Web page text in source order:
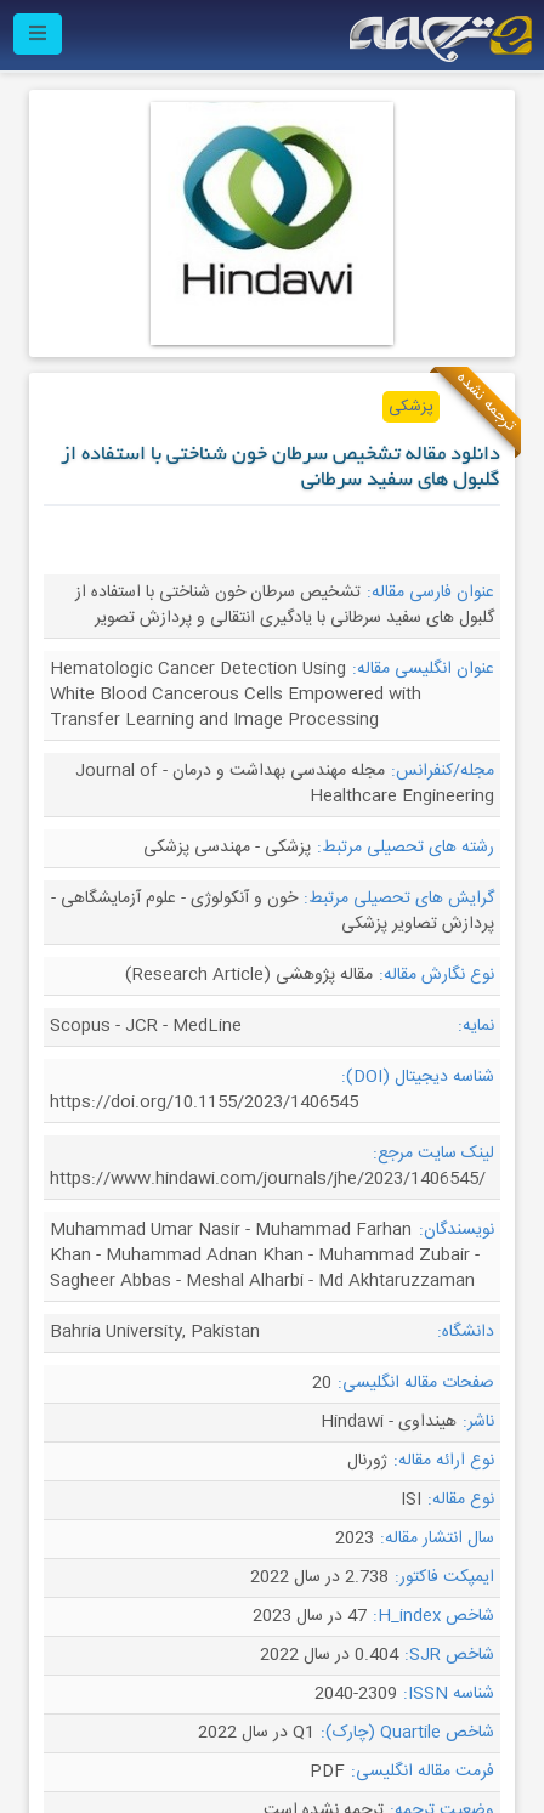
ترجمه نشده پزشکی
دانلود مقاله تشخیص سرطان خون شناختی با استفاده از
گلبول های سفید سرطانی
عنوان فارسی مقاله: تشخیص سرطان خون شناختی با استفاده از
گلبول های سفید سرطانی با یادگیری انتقالی و پردازش تصویر
عنوان انگلیسی مقاله: Hematologic Cancer Detection Using
White Blood Cancerous Cells Empowered with
Transfer Learning and Image Processing
مجله/کنفرانس:
مجله مهندسی بهداشت و درمان - Journal of
Healthcare Engineering
رشته های تحصیلی مرتبط: پزشکی - مهندسی پزشکی
گرایش های تحصیلی مرتبط: خون و آنکولوژی - علوم آزمایشگاهی -
پردازش تصاویر پزشکی
نوع نگارش مقاله: مقاله پژوهشی (Research Article)
نمایه:
Scopus - JCR - MedLine
شناسه دیجیتال (DOI):
https://doi.org/10.1155/2023/1406545
لینک سایت مرجع:
https://www.hindawi.com/journals/jhe/2023/1406545/
نویسندگان: Muhammad Umar Nasir - Muhammad Farhan
Khan - Muhammad Adnan Khan - Muhammad Zubair -
Sagheer Abbas - Meshal Alharbi - Md Akhtaruzzaman
دانشگاه:
Bahria University, Pakistan
صفحات مقاله انگلیسی: 20
ناشر: هینداوی - Hindawi
نوع ارائه مقاله: ژورنال
نوع مقاله: ISI
سال انتشار مقاله: 2023
ایمپکت فاکتور: 2.738 در سال 2022
شاخص H_index:
47 در سال 2023
شاخص SJR:
0.404 در سال 2022
شناسه ISSN:
2040-2309
شاخص Quartile (چارک):
Q1 در سال 2022
فرمت مقاله انگلیسی: PDF